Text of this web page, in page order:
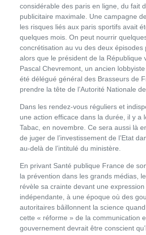
considérable des paris en ligne, du fait
publicitaire maximale. Une campagne
les risques liés aux paris sportifs avait
quelques mois. On peut nourrir
concrétisation au vu des deux épisodes
alors que le président de la République
Pascal Chevremont, un ancien lobbyiste
été délégué général des Brasseurs de
prendre la tête de l’Autorité Nationale
Dans les rendez-vous réguliers et
une action efficace dans la durée, il y a
Tabac, en novembre. Ce sera aussi là
de juger de l’investissement de l’Etat
au-delà de l’intitulé du ministère.
En privant Santé publique France de
la prévention dans les grands médias,
révèle sa crainte devant une
indépendante, à une époque où des
autoritaires bâillonnent la science
cette « réforme » de la communication
gouvernement devrait être conscient